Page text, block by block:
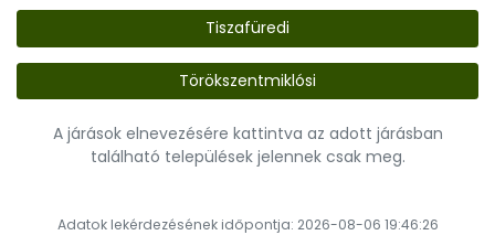
Tiszafüredi
Törökszentmiklósi
A járások elnevezésére kattintva az adott járásban
található települések jelennek csak meg.
Adatok lekérdezésének időpontja: 2026-08-06 19:46:26